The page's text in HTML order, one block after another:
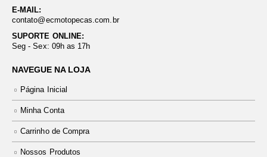
E-MAIL:
contato@ecmotopecas.com.br
SUPORTE ONLINE:
Seg - Sex: 09h as 17h
NAVEGUE NA LOJA
Página Inicial
Minha Conta
Carrinho de Compra
Nossos Produtos